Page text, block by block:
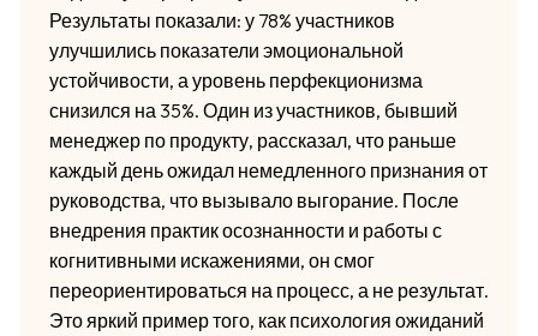
Результаты показали: у 78% участников
улучшились показатели эмоциональной
устойчивости, а уровень перфекционизма
снизился на 35%. Один из участников, бывший
менеджер по продукту, рассказал, что раньше
каждый день ожидал немедленного признания от
руководства, что вызывало выгорание. После
внедрения практик осознанности и работы с
когнитивными искажениями, он смог
переориентироваться на процесс, а не результат.
Это яркий пример того, как психология ожиданий